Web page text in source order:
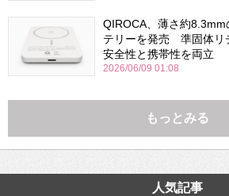
QIROCA、薄さ約
テリーを発売 準固体リ
安全性と携帯性を両立
2026/06/09 01:08
もっとみる
人気記事